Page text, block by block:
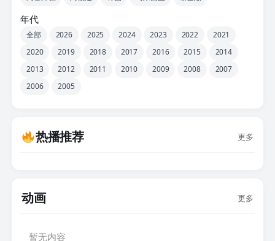
年代
全部 2026 2025 2024 2023 2022
2021
2020
2019 2018 2017 2016 2015
2014
2013
2012 2011 2010 2009 2008
2007
2006
2005
热播推荐 更多
动画 更多
暂无内容